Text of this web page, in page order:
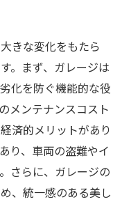
きな変化をもたら
。まず、ガレージは
化を防ぐ機能的な役
メンテナンスコスト
済的メリットがあり
り、車両の盗難やイ
さらに、ガレージの
、統一感のある美し